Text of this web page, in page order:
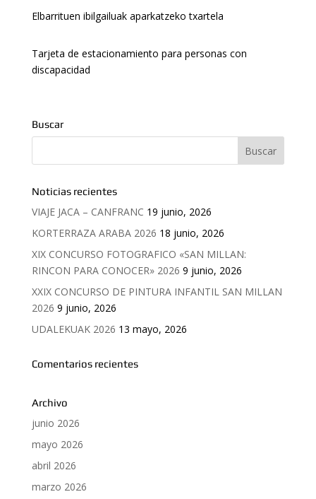
Elbarrituen ibilgailuak aparkatzeko txartela
Tarjeta de estacionamiento para personas con
discapacidad
Buscar
Noticias recientes
VIAJE JACA – CANFRANC 19 junio, 2026
KORTERRAZA ARABA 2026 18 junio, 2026
XIX CONCURSO FOTOGRAFICO «SAN MILLAN:
RINCON PARA CONOCER» 2026 9 junio, 2026
XXIX CONCURSO DE PINTURA INFANTIL SAN MILLAN
2026 9 junio, 2026
UDALEKUAK 2026 13 mayo, 2026
Comentarios recientes
Archivo
junio 2026
mayo 2026
abril 2026
marzo 2026